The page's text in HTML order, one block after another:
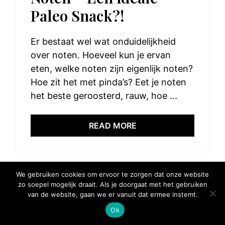
Paleo Snack?!
Er bestaat wel wat onduidelijkheid
over noten. Hoeveel kun je ervan
eten, welke noten zijn eigenlijk noten?
Hoe zit het met pinda’s? Eet je noten
het beste geroosterd, rauw, hoe ...
READ MORE
© 2025 Elke Hap Telt
We gebruiken cookies om ervoor te zorgen dat onze website
zo soepel mogelijk draait. Als je doorgaat met het gebruiken
van de website, gaan we er vanuit dat ermee instemt.
Ok